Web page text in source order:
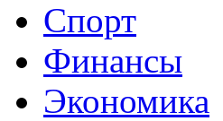
Спорт
Финансы
Экономика